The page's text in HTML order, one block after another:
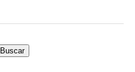
Buscar